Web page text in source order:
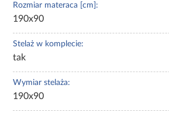
Rozmiar materaca [cm]:
190x90
Stelaż w komplecie:
tak
Wymiar stelaża:
190x90